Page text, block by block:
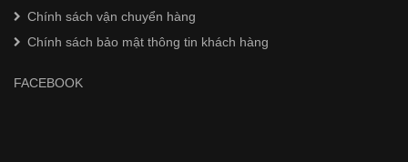
Chính sách vận chuyển hàng
Chính sách bảo mật thông tin khách hàng
FACEBOOK